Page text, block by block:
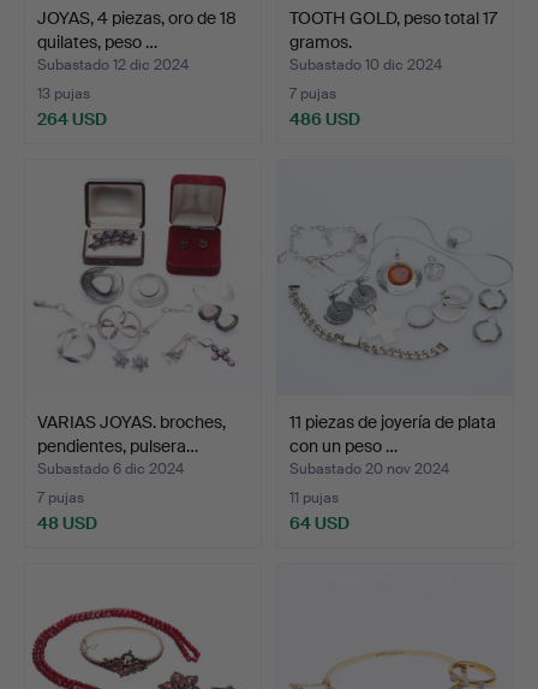
JOYAS, 4 piezas, oro de 18
quilates, peso …
Subastado 12 dic 2024
13 pujas
264 USD
TOOTH GOLD, peso total 17
gramos.
Subastado 10 dic 2024
7 pujas
486 USD
VARIAS JOYAS. broches,
pendientes, pulsera…
Subastado 6 dic 2024
7 pujas
48 USD
11 piezas de joyería de plata
con un peso …
Subastado 20 nov 2024
11 pujas
64 USD